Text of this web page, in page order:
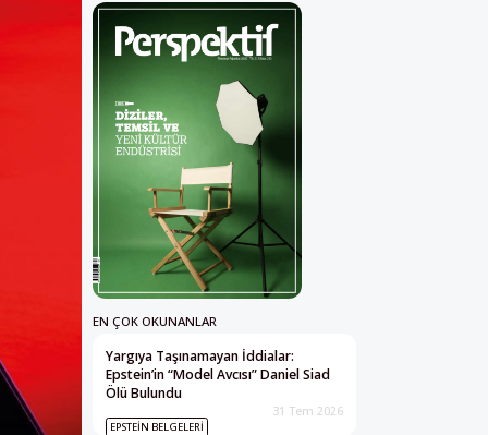
EN ÇOK OKUNANLAR
Yargıya Taşınamayan İddialar:
Epstein’in “Model Avcısı” Daniel Siad
Ölü Bulundu
EPSTEIN BELGELERI
31 Tem 2026